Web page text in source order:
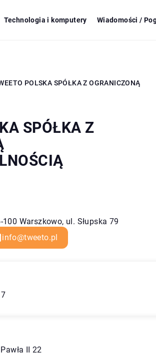
Technologia i komputery Wiadomości /
POLSKA SPÓŁKA Z OGRANICZONĄ
SPÓŁKA Z
Warszkowo, ul. Słupska 79
info@tweeto.pl
II 22